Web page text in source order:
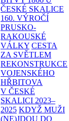
ČESKÉ SKALICE
160. VÝROČÍ
PRUSKO-
RAKOUSKÉ
VÁLKY CESTA
ZA SVĚTLEM
REKONSTRUKCE
VOJENSKÉHO
HŘBITOVA
V ČESKÉ
SKALICI 2023–
2025 KDYŽ MUŽI
(NE)JDOU DO